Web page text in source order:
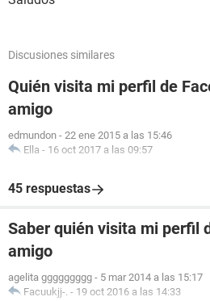
Discusiones similares
Quién visita mi perfil de
amigo
edmundon - 22 ene 2015 a las 15:46
Ella - 16 oct 2017 a las 09:57
45 respuestas
Saber quién visita mi perfil
amigo
agelita ggggggggg - 5 mar 2014 a las 15:17
Facuukjj-. - 19 oct 2016 a las 14:33